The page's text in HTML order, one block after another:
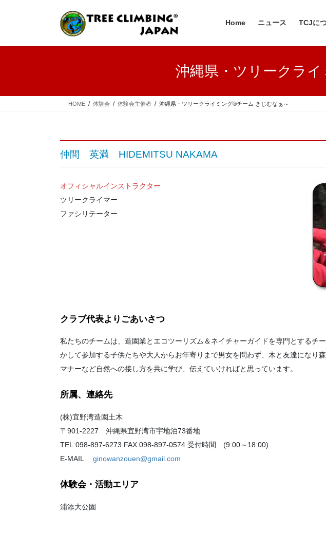
ツ
シ
Home ニュース TCJに
沖縄県・ツリークラ
HOME 体験会 体験会主催者 沖縄県・ツリークライミング®チーム きじむなぁ～
仲間 英満 HIDEMITSU NAKAMA
オフィシャルインストラクター
ツリークライマー
ファシリテーター
クラブ代表よりごあいさつ
私たちのチームは、造園業とエコツーリズム＆ネイチャーガイドを専門とするチ
かして参加する子供たちや大人からお年寄りまで男女を問わず、木と友達になり
マナーなど自然への接し方を共に学び、伝えていければと思っています。
所属、連絡先
(株)宜野湾造園土木
〒901-2227 沖縄県宜野湾市宇地泊73番地
TEL:098-897-6273 FAX:098-897-0574 受付時間 (9:00～18:00)
E-MAIL ginowanzouen@gmail.com
体験会・活動エリア
浦添大公園